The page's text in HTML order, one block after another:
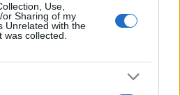
Use,
Sharing of my
Unrelated with the
collected.